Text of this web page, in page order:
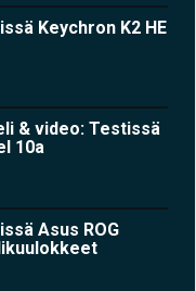
Keychron K2 HE
& video: Testissä
10a
Asus ROG